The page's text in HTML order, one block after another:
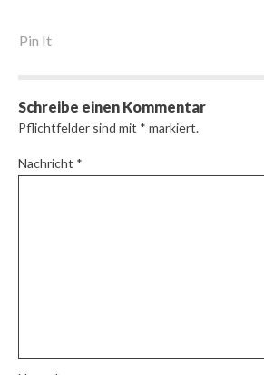
Pin It
Schreibe einen Kommentar
Pflichtfelder sind mit * markiert.
Nachricht *